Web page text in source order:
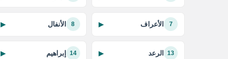
7 الأعراف ▶
8 الأنفال ▶
13 الرعد ▶
14 إبراهيم ▶